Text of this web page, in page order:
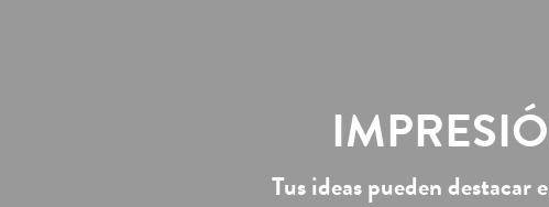
Tus ideas pueden